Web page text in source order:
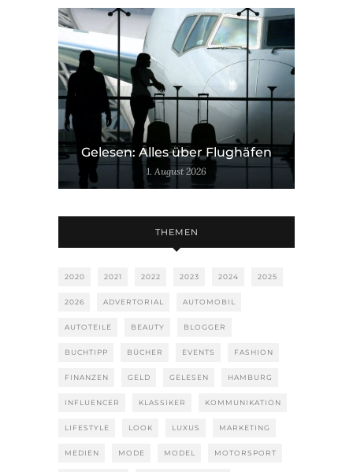
Gelesen: Alles über Flughäfen
1. August 2026
THEMEN
2020 2021 2022 2023 2024 2025
2026 ADVERTORIAL AUTOMOBIL
AUTOTEILE BEAUTY BLOGGER
BUCHTIPP BÜCHER EVENTS FASHION
FINANZEN GELD GELESEN HAMBURG
INFLUENCER KLASSIKER KOMMUNIKATION
LIFESTYLE LOOK LUXUS MARKETING
MEDIEN MODE MODEL MOTORSPORT